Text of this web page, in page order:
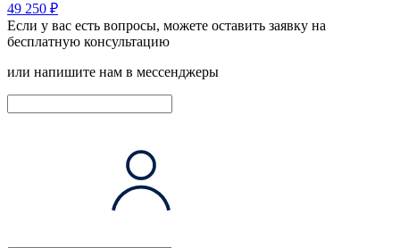
49 250 ₽
Если у вас есть вопросы, можете оставить заявку на
бесплатную консультацию
или напишите нам в мессенджеры